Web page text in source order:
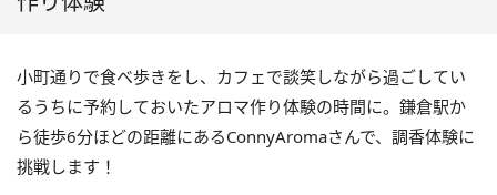
小町通りで食べ歩きをし、カフェで談笑しながら過ごしてい
るうちに予約しておいたアロマ作り体験の時間に。鎌倉駅か
ら徒歩6分ほどの距離にあるConnyAromaさんで、調香体験に
挑戦します！